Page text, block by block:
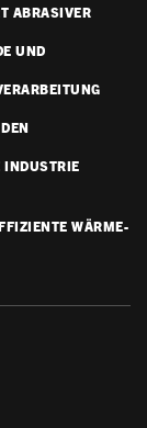
ABRASIVER
UND A
A
INDUSTRIE
WÄRME-